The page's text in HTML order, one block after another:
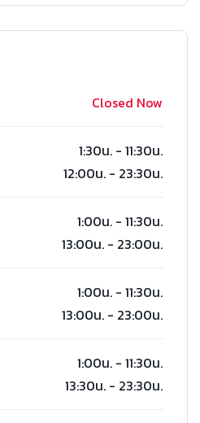
Closed Now
1:30น. - 11:30น.
12:00น. - 23:30น.
1:00น. - 11:30น.
13:00น. - 23:00น.
1:00น. - 11:30น.
13:00น. - 23:00น.
1:00น. - 11:30น.
13:30น. - 23:30น.